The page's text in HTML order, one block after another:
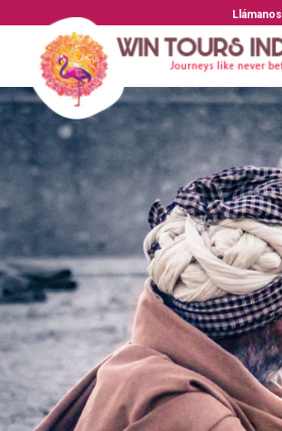
Llámanos